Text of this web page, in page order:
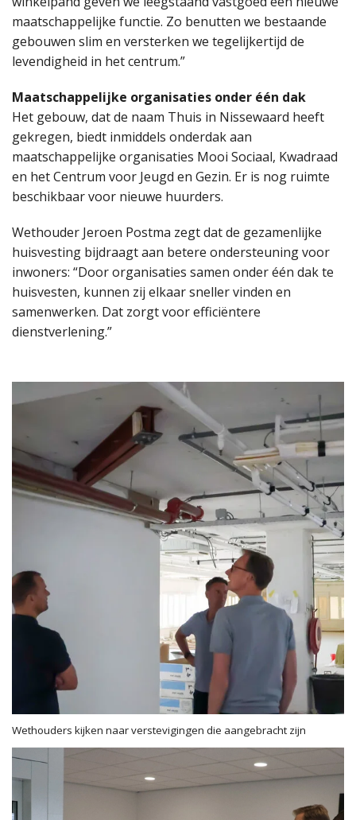
maatschappelijke functie. Zo benutten we bestaande
gebouwen slim en versterken we tegelijkertijd de
levendigheid in het centrum.”
Maatschappelijke organisaties onder één dak
Het gebouw, dat de naam Thuis in Nissewaard heeft
gekregen, biedt inmiddels onderdak aan
maatschappelijke organisaties Mooi Sociaal, Kwadraad
en het Centrum voor Jeugd en Gezin. Er is nog ruimte
beschikbaar voor nieuwe huurders.
Wethouder Jeroen Postma zegt dat de gezamenlijke
huisvesting bijdraagt aan betere ondersteuning voor
inwoners: “Door organisaties samen onder één dak te
huisvesten, kunnen zij elkaar sneller vinden en
samenwerken. Dat zorgt voor efficiëntere
dienstverlening.”
Wethouders kijken naar verstevigingen die aangebracht zijn